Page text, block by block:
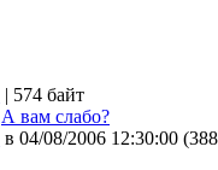
| 574 байт
А вам слабо?
в 04/08/2006 12:30:00 (